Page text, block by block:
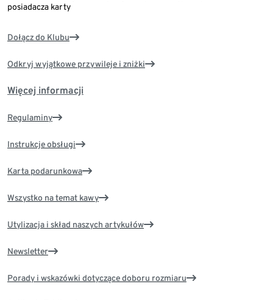
posiadacza karty
Dołącz do Klubu
Odkryj wyjątkowe przywileje i zniżki
Więcej informacji
Regulaminy
Instrukcje obsługi
Karta podarunkowa
Wszystko na temat kawy
Utylizacja i skład naszych artykułów
Newsletter
Porady i wskazówki dotyczące doboru rozmiaru